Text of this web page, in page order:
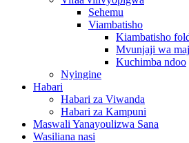
Sehemu
Viambatisho
Kiambatisho
Mvunjaji wa
Kuchimba ndoo
Nyingine
Habari
Habari za Viwanda
Habari za Kampuni
Maswali Yanayoulizwa Sana
Wasiliana nasi